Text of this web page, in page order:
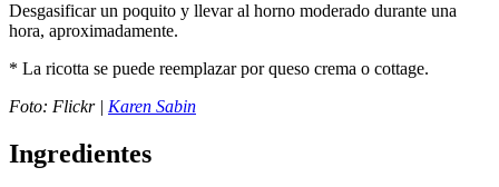
Desgasificar un poquito y llevar al horno moderado durante una
hora, aproximadamente.
* La ricotta se puede reemplazar por queso crema o cottage.
Foto: Flickr | Karen Sabin
Ingredientes